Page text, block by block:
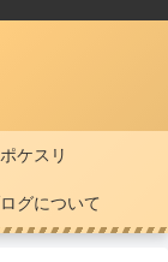
ポケスリ
グについて